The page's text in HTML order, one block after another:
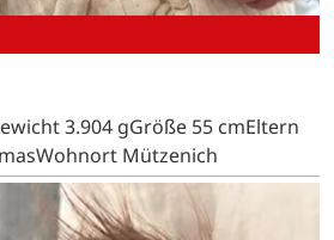
3.904 gGröße 55 cmEltern
Mützenich